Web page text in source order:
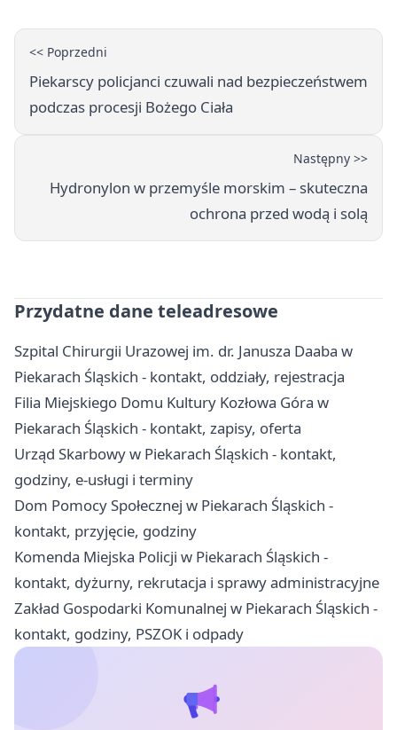
<< Poprzedni
Piekarscy policjanci czuwali nad bezpieczeństwem
podczas procesji Bożego Ciała
Następny >>
Hydronylon w przemyśle morskim – skuteczna
ochrona przed wodą i solą
Przydatne dane teleadresowe
Szpital Chirurgii Urazowej im. dr. Janusza Daaba w
Piekarach Śląskich - kontakt, oddziały, rejestracja
Filia Miejskiego Domu Kultury Kozłowa Góra w
Piekarach Śląskich - kontakt, zapisy, oferta
Urząd Skarbowy w Piekarach Śląskich - kontakt,
godziny, e-usługi i terminy
Dom Pomocy Społecznej w Piekarach Śląskich -
kontakt, przyjęcie, godziny
Komenda Miejska Policji w Piekarach Śląskich -
kontakt, dyżurny, rekrutacja i sprawy administracyjne
Zakład Gospodarki Komunalnej w Piekarach Śląskich -
kontakt, godziny, PSZOK i odpady